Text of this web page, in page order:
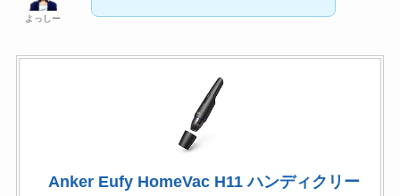
よっしー
Anker Eufy HomeVac H11 ハンディクリー